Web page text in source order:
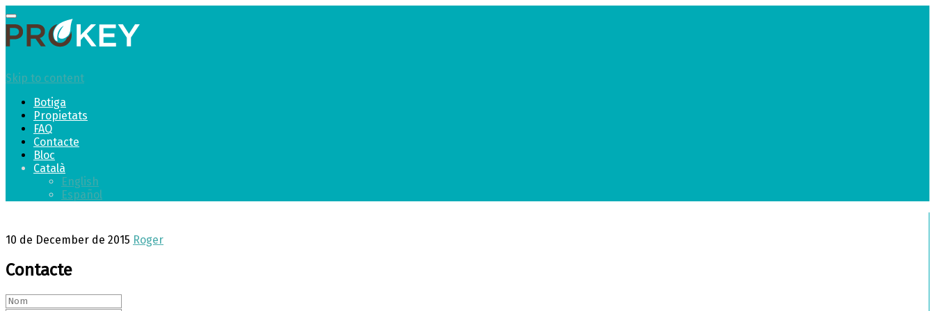
Toggle
navigation
Skip to content
Botiga
Propietats
FAQ
Contacte
Bloc
Català
English
Español
10 de December de 2015 Roger
Contacte